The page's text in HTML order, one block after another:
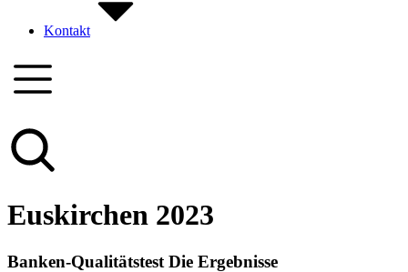
Kontakt
Euskirchen 2023
Banken-Qualitätstest Die Ergebnisse